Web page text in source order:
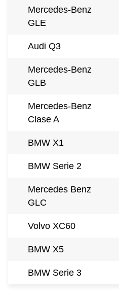
Mercedes-Benz
GLE
Audi Q3
Mercedes-Benz
GLB
Mercedes-Benz
Clase A
BMW X1
BMW Serie 2
Mercedes Benz
GLC
Volvo XC60
BMW X5
BMW Serie 3